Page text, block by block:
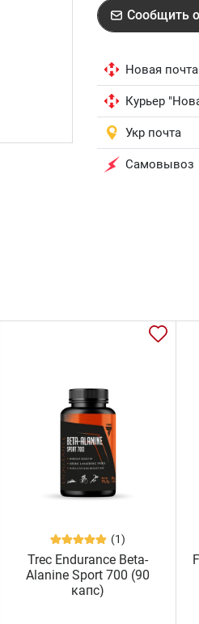
Сообщить
Новая почта
Курьер
Укр почта
Самовывоз
(1)
Trec Endurance Beta-
Alanine Sport 700 (90
капс)